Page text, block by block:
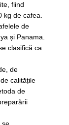
fiind
de cafea.
de
și Panama.
clasifică ca
de
calitățile
de